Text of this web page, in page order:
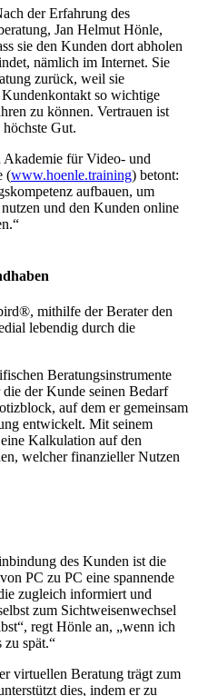
der Erfahrung des
Jan Helmut Hönle,
sie den Kunden dort abholen
nämlich im Internet. Sie
zurück, weil sie
so wichtige
zu können. Vertrauen ist
Gut.
Akademie für Video- und
(www.hoenle.training) betont:
aufbauen, um
und den Kunden online
mithilfe der Berater den
lebendig durch die
Beratungsinstrumente
der Kunde seinen Bedarf
auf dem er gemeinsam
entwickelt. Mit seinem
Kalkulation auf den
welcher finanzieller Nutzen
des Kunden ist die
PC zu PC eine spannende
zugleich informiert und
zum Sichtweisenwechsel
regt Hönle an, „wenn ich
zu spät.“
virtuellen Beratung trägt zum
dies, indem er zu